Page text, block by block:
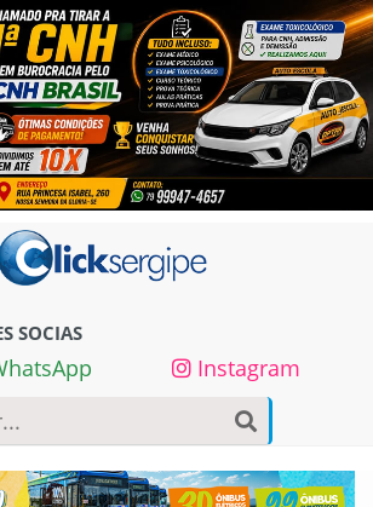
SOCIAS
Instagram